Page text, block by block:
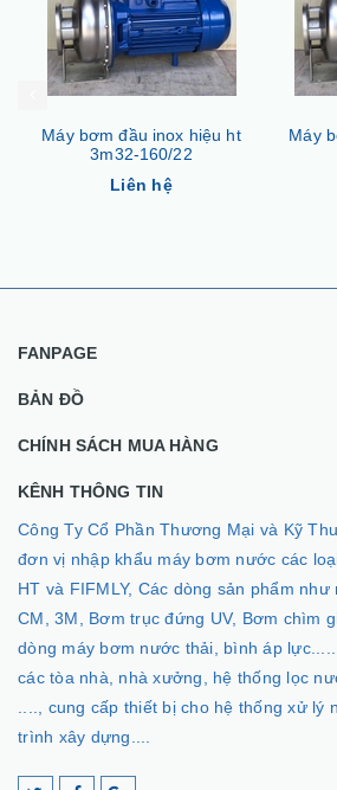
Máy bơm đầu inox hiệu ht
3m32-160/22
Liên hệ
Máy
FANPAGE
BẢN ĐỒ
CHÍNH SÁCH MUA HÀNG
KÊNH THÔNG TIN
Công Ty Cổ Phần Thương Mại và Kỹ
đơn vị nhập khẩu máy bơm nước các
HT và FIFMLY, Các dòng sản phẩm
CM, 3M, Bơm trục đứng UV, Bơm chìm
dòng máy bơm nước thải, bình áp
các tòa nhà, nhà xưởng, hệ thống lọc
...., cung cấp thiết bị cho hệ thống xử lý
trình xây dựng....